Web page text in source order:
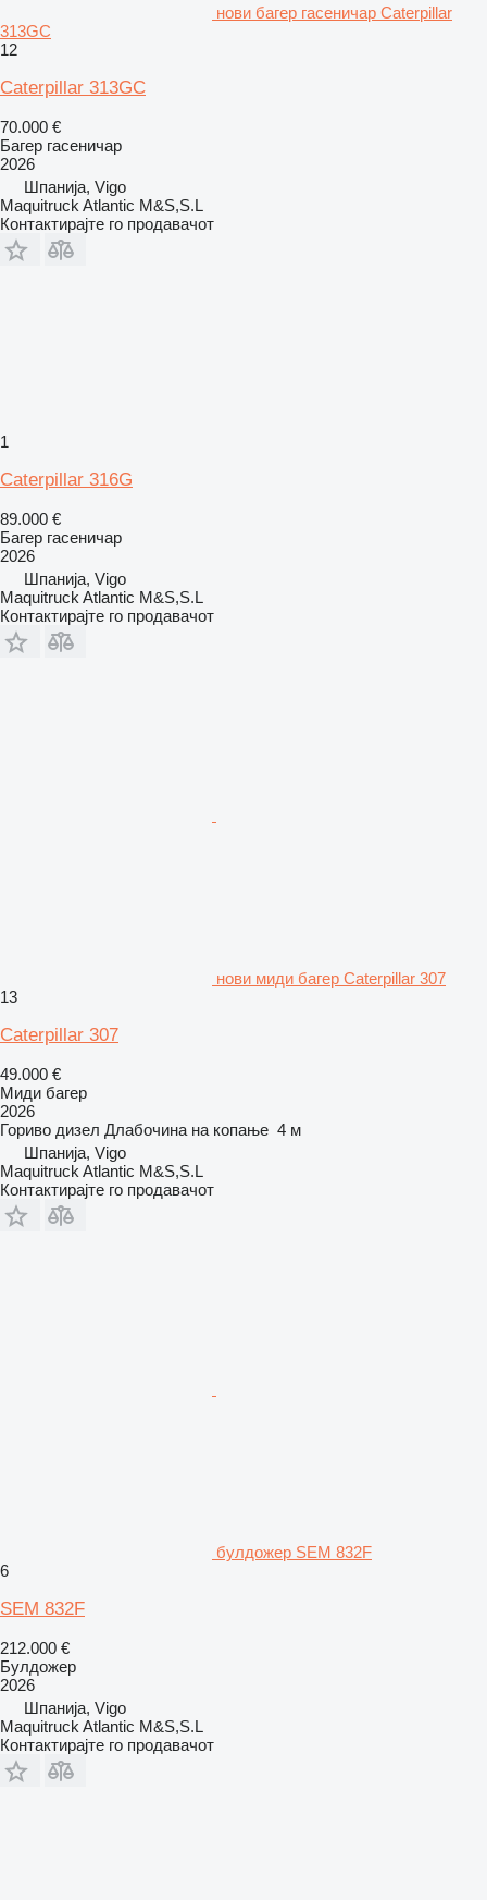
нови багер гасеничар Caterpillar
313GC
12
Caterpillar 313GC
70.000 €
Багер гасеничар
2026
Шпанија, Vigo
Maquitruck Atlantic M&S,S.L
Контактирајте го продавачот
1
Caterpillar 316G
89.000 €
Багер гасеничар
2026
Шпанија, Vigo
Maquitruck Atlantic M&S,S.L
Контактирајте го продавачот
нови миди багер Caterpillar 307
13
Caterpillar 307
49.000 €
Миди багер
2026
Гориво дизел Длабочина на копање 4 м
Шпанија, Vigo
Maquitruck Atlantic M&S,S.L
Контактирајте го продавачот
булдожер SEM 832F
6
SEM 832F
212.000 €
Булдожер
2026
Шпанија, Vigo
Maquitruck Atlantic M&S,S.L
Контактирајте го продавачот